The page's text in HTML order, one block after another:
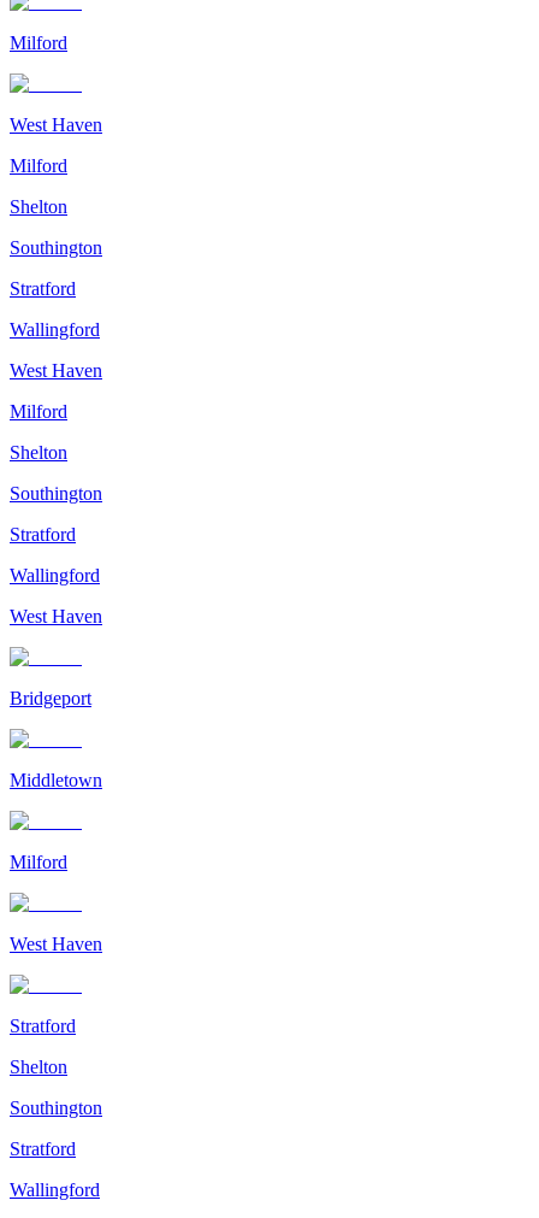
Milford
West Haven
Milford
Shelton
Southington
Stratford
Wallingford
West Haven
Milford
Shelton
Southington
Stratford
Wallingford
West Haven
Bridgeport
Middletown
Milford
West Haven
Stratford
Shelton
Southington
Stratford
Wallingford